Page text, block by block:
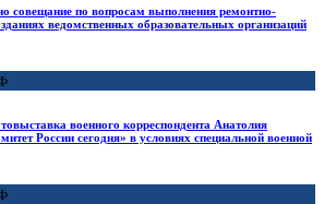
совещание по вопросам выполнения ремонтно-
ведомственных образовательных организаций
военного корреспондента Анатолия
России сегодня» в условиях специальной военной